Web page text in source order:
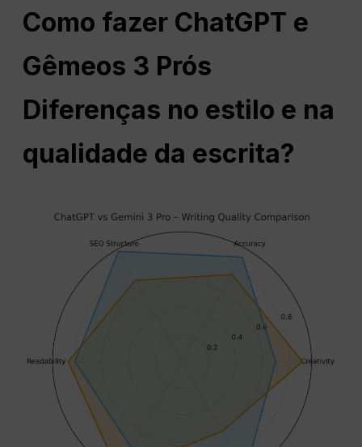
Como fazer ChatGPT e
Gêmeos 3 Prós
Diferenças no estilo e na
qualidade da escrita?